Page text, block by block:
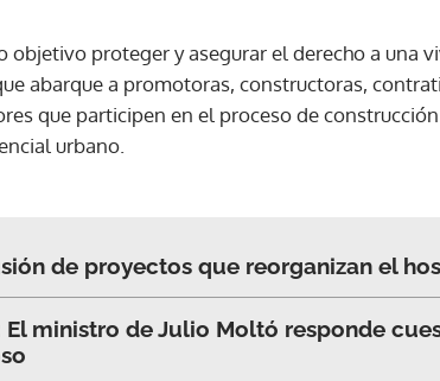
objetivo proteger y asegurar el derecho a una
abarque a promotoras, constructoras,
que participen en el proceso de
urbano.
de proyectos que reorganizan el
ministro de Julio Moltó responde